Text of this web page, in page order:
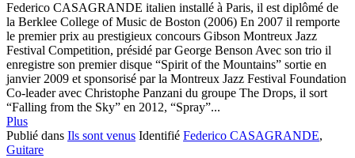
Federico CASAGRANDE italien installé à Paris, il est diplômé de
la Berklee College of Music de Boston (2006) En 2007 il remporte
le premier prix au prestigieux concours Gibson Montreux Jazz
Festival Competition, présidé par George Benson Avec son trio il
enregistre son premier disque “Spirit of the Mountains” sortie en
janvier 2009 et sponsorisé par la Montreux Jazz Festival Foundation
Co-leader avec Christophe Panzani du groupe The Drops, il sort
“Falling from the Sky” en 2012, “Spray”...
Plus
Publié dans Ils sont venus Identifié Federico CASAGRANDE,
Guitare